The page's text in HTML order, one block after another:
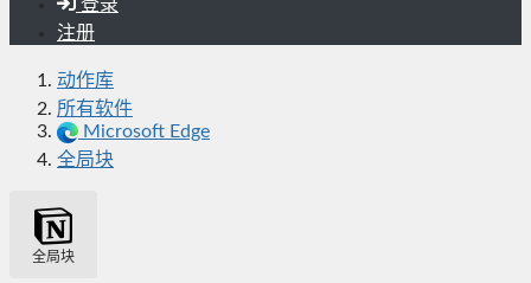
登录
注册
动作库
所有软件
Microsoft Edge
全局块
全局块